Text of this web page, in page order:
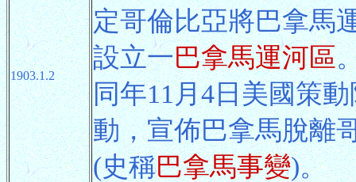
1903.1.2
定哥倫比亞將巴拿馬
設立一巴拿馬運河區
同年11月4日美國策
動，宣佈巴拿馬脫離
(史稱巴拿馬事變)。